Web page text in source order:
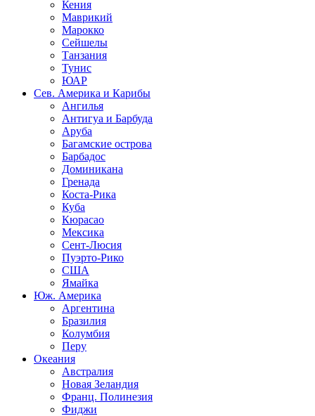
Кения
Маврикий
Марокко
Сейшелы
Танзания
Тунис
ЮАР
Сев. Америка и Карибы
Ангилья
Антигуа и Барбуда
Аруба
Багамские острова
Барбадос
Доминикана
Гренада
Коста-Рика
Куба
Кюрасао
Мексика
Сент-Люсия
Пуэрто-Рико
США
Ямайка
Юж. Америка
Аргентина
Бразилия
Колумбия
Перу
Океания
Австралия
Новая Зеландия
Франц. Полинезия
Фиджи